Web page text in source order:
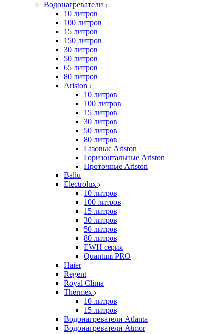
Водонагреватели
10 литров
100 литров
15 литров
150 литров
30 литров
50 литров
65 литров
80 литров
Ariston
10 литров
100 литров
15 литров
30 литров
50 литров
80 литров
Газовые Ariston
Горизонтальные Ariston
Проточные Ariston
Ballu
Electrolux
10 литров
100 литров
15 литров
30 литров
50 литров
80 литров
EWH серия
Quantum PRO
Haier
Regent
Royal Clima
Thermex
10 литров
15 литров
Водонагреватели Atlanta
Водонагреватели Atmor